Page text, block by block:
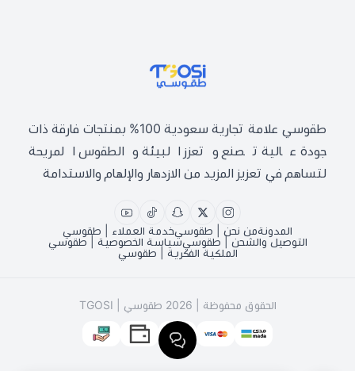
طقوسي | TGOSIطقوسي علامة تجارية سعودية 100% بمنتجات فارقة ذات
جودة عالية تصنع وتعزز البيئة والطقوس المريحة
لتساهم في تعزيز المزيد من الازدهار والإلهام والاستدامة
المدونةمن نحن | طقوسيخدمة العملاء | طقوسي
التوصيل والشحن | طقوسيسياسة الخصوصية | طقوسي
الملكية الفكرية | طقوسي
الحقوق محفوظة | 2026 طقوسي | TGOSI